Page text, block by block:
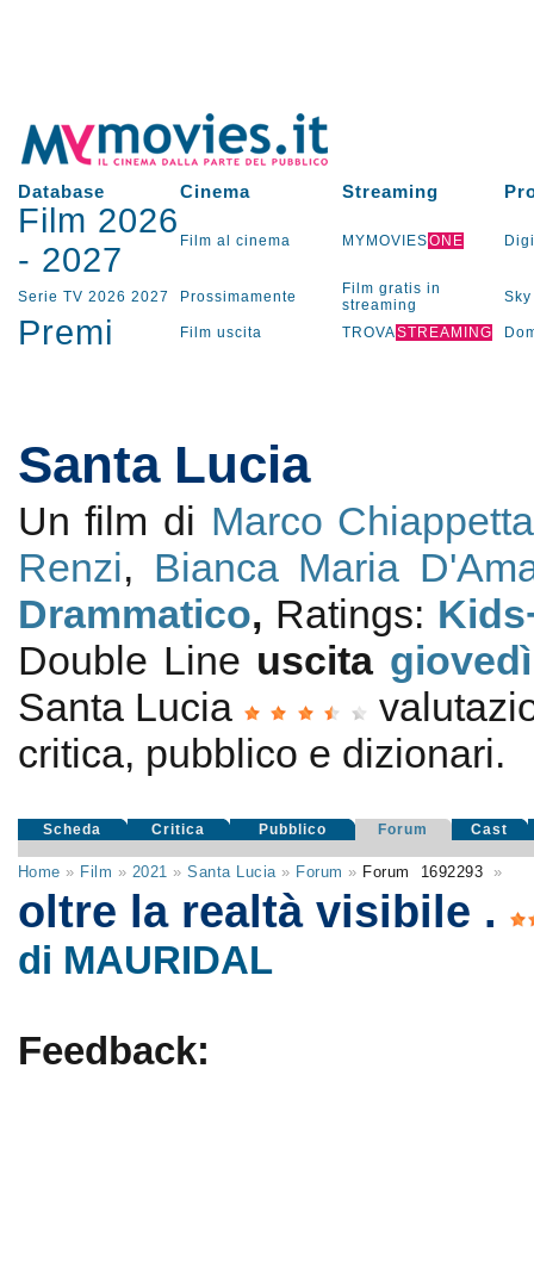
Database Cinema Streaming
Film 2026
- 2027 Film al cinema MYMOVIESONE
Serie TV 2026 2027 Prossimamente
Film gratis in
streaming
Sky
Premi Film uscita TROVASTREAMING
Santa Lucia
Un film di Marco Chiappetta
Renzi, Bianca Maria
Drammatico, Ratings:
Double Line uscita
Santa Lucia
critica, pubblico e dizionari.
Scheda Critica Pubblico Forum Cast
Home » Film » 2021 »Santa Lucia» Forum » Forum 1692293 »
oltre la realtà visibile .
di MAURIDAL
Feedback: